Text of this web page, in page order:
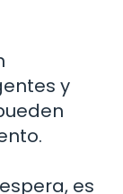
y
es